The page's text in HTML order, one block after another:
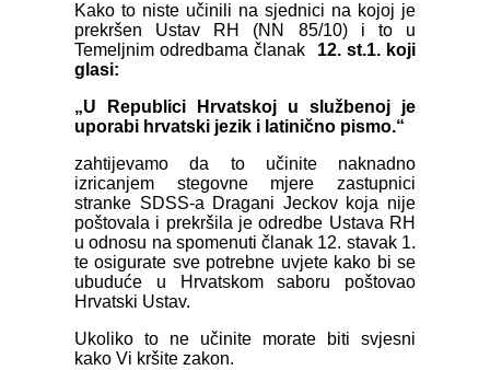
Kako to niste učinili na sjednici na kojoj je
prekršen Ustav RH (NN 85/10) i to u
Temeljnim odredbama članak
12. st.1. koji
glasi:
„U Republici Hrvatskoj u službenoj je
uporabi hrvatski jezik i latinično pismo.“
zahtijevamo da to učinite naknadno
izricanjem stegovne mjere zastupnici
stranke SDSS-a Dragani Jeckov koja nije
poštovala i prekršila je odredbe Ustava RH
u odnosu na spomenuti članak 12. stavak 1.
te osigurate sve potrebne uvjete kako bi se
ubuduće u Hrvatskom saboru poštovao
Hrvatski Ustav.
Ukoliko to ne učinite morate biti svjesni
kako Vi kršite zakon.